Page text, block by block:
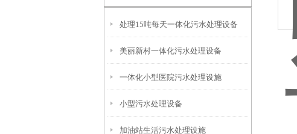
处理15吨每天一体化污水处理设备
美丽新村一体化污水处理设备
一体化小型医院污水处理设施
小型污水处理设备
加油站生活污水处理设施